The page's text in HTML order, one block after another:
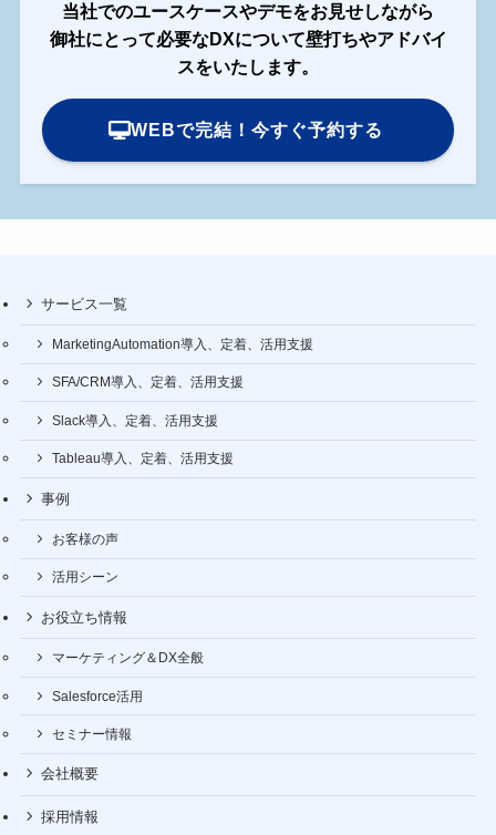
当社でのユースケースやデモをお見せしながら
御社にとって必要なDXについて壁打ちやアドバイ
スをいたします。
WEBで完結！今すぐ予約する
サービス一覧
MarketingAutomation導入、定着、活用支援
SFA/CRM導入、定着、活用支援
Slack導入、定着、活用支援
Tableau導入、定着、活用支援
事例
お客様の声
活用シーン
お役立ち情報
マーケティング＆DX全般
Salesforce活用
セミナー情報
会社概要
採用情報